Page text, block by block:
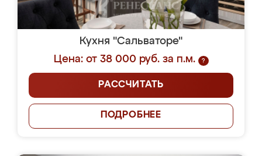
Кухня "Сальваторе"
Цена: от 38 000 руб. за п.м.
?
РАССЧИТАТЬ
ПОДРОБНЕЕ